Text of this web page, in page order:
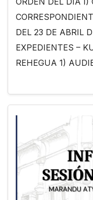
DEL 23 DE ABRIL
EXPEDIENTES –
REHEGUA 1)